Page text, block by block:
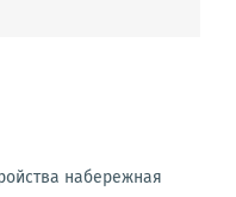
набережная